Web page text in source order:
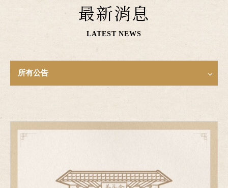
最新消息
LATEST NEWS
所有公告